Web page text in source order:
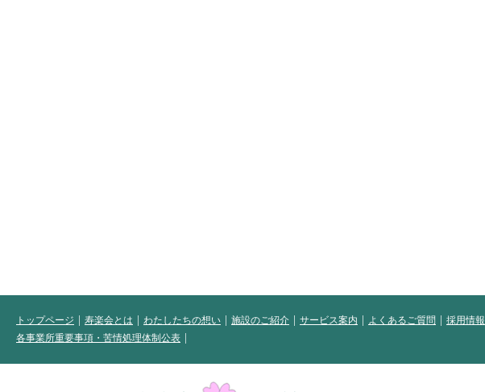
トップページ 寿楽会とは わたしたちの想い 施設のご紹介 サービス案内 よくあるご質問 採用情報
各事業所重要事項・苦情処理体制公表